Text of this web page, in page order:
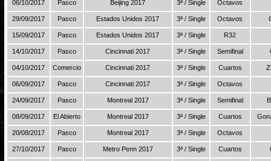
06/10/2017 Pasco Beijing 2017 3ª / Single Octavos
29/09/2017 Pasco Estados Unidos 2017 3ª / Single Octavos
15/09/2017 Pasco Estados Unidos 2017 3ª / Single R32
14/10/2017 Pasco Cincinnati 2017 3ª / Single Semifinal
04/10/2017 Comercio Cincinnati 2017 3ª / Single Cuartos
06/09/2017 Pasco Cincinnati 2017 3ª / Single Octavos
24/09/2017 Pasco Montreal 2017 3ª / Single Semifinal
08/09/2017 El Abierto Montreal 2017 3ª / Single Cuartos
20/08/2017 Pasco Montreal 2017 3ª / Single Octavos
27/10/2017 Pasco Metro Penn 2017 3ª / Single Cuartos